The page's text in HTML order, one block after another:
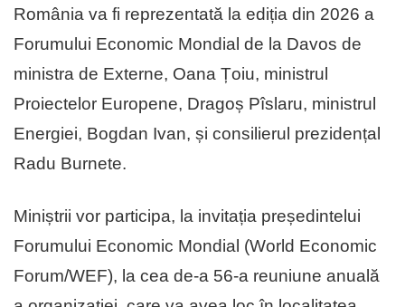
România va fi reprezentată la ediția din 2026 a
Forumului Economic Mondial de la Davos de
ministra de Externe, Oana Țoiu, ministrul
Proiectelor Europene, Dragoș Pîslaru, ministrul
Energiei, Bogdan Ivan, și consilierul prezidențal
Radu Burnete.
Miniștrii vor participa, la invitația președintelui
Forumului Economic Mondial (World Economic
Forum/WEF), la cea de-a 56-a reuniune anuală